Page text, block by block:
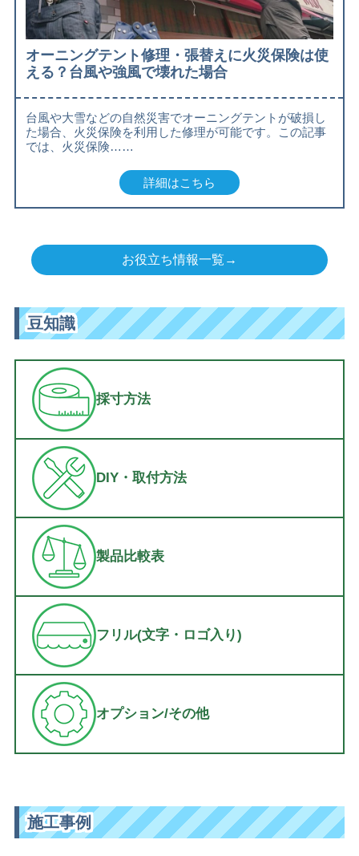
オーニングテント修理・張替えに火災保険は使
える？台風や強風で壊れた場合
台風や大雪などの自然災害でオーニングテントが破損し
た場合、火災保険を利用した修理が可能です。この記事
では、火災保険……
詳細はこちら
お役立ち情報一覧→
豆知識
採寸方法
DIY・取付方法
製品比較表
フリル(文字・ロゴ入り)
オプション/その他
施工事例